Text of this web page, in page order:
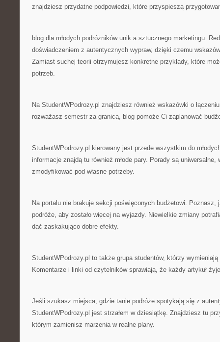
znajdziesz przydatne podpowiedzi, które przyspieszą
blog dla młodych podróżników unik a sztucznego marketingu.
doświadczeniem z autentycznych wypraw, dzięki czemu
Zamiast suchej teorii otrzymujesz konkretne przykłady, które
potrzeb.
Na StudentWPodrozy.pl znajdziesz również wskazówki o
rozważasz semestr za granicą, blog pomoże Ci zaplanować
StudentWPodrozy.pl kierowany jest przede wszystkim do
informacje znajdą tu również młode pary. Porady są uniwersalne,
zmodyfikować pod własne potrzeby.
Na portalu nie brakuje sekcji poświęconych budżetowi. Poznasz,
podróże, aby zostało więcej na wyjazdy. Niewielkie zmiany
dać zaskakująco dobre efekty.
StudentWPodrozy.pl to także grupa studentów, którzy
Komentarze i linki od czytelników sprawiają, że każdy artykuł
Jeśli szukasz miejsca, gdzie tanie podróże spotykają się z
StudentWPodrozy.pl jest strzałem w dziesiątkę. Znajdziesz tu
którym zamienisz marzenia w realne plany.